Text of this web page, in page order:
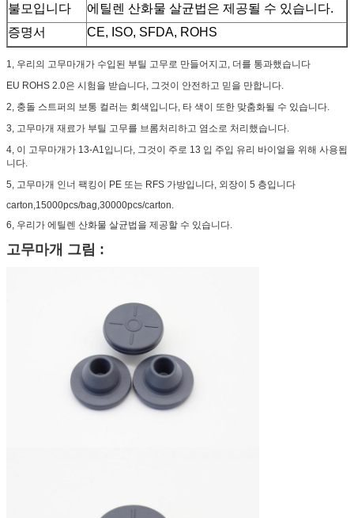
불모입니다
에틸렌 산화물 살균법은 제공될 수 있습니다.
증명서
CE, ISO, SFDA, ROHS
1, 우리의 고무마개가 수입된 부틸 고무로 만들어지고, 더를 통과했습니다
EU ROHS 2.0은 시험을 받습니다, 그것이 안전하고 믿을 만합니다.
2, 충돌 스트퍼의 보통 컬러는 회색입니다, 타 색이 또한 맞춤화될 수 있습니다.
3, 고무마개 재료가 부틸 고무를 브롬처리하고 염소로 처리했습니다.
4, 이 고무마개가 13-A1입니다, 그것이 주로 13 입 주입 유리 바이얼을 위해 사용됩
니다.
5, 고무마개 인너 팩킹이 PE 또는 RFS 가방입니다, 외장이 5 층입니다
carton,15000pcs/bag,30000pcs/carton.
6, 우리가 에틸렌 산화물 살균법을 제공할 수 있습니다.
고무마개 그림 :